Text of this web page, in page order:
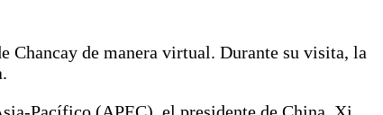
Chancay de manera virtual. Durante su visita, la
Pacífico (APEC), el presidente de China, Xi